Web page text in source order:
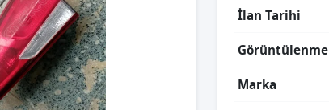
İlan Tarihi
Görüntülenme
Marka